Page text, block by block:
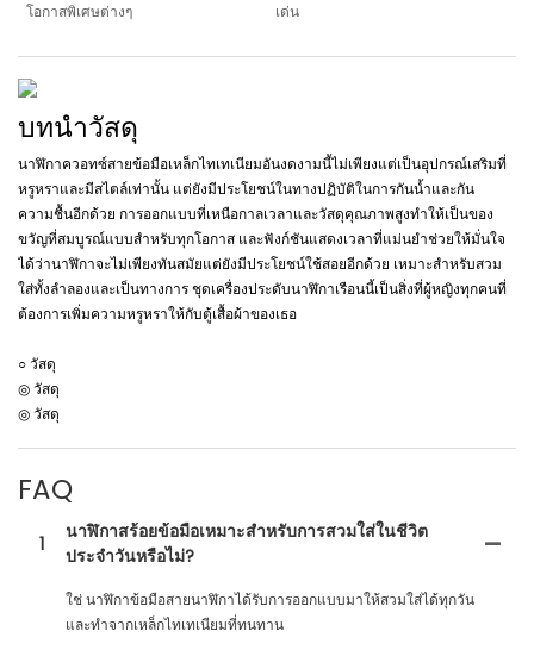
โอกาสพิเศษต่างๆ
เด่น
บทนำวัสดุ
นาฬิกาควอทซ์สายข้อมือเหล็กไทเทเนียมอันงดงามนี้ไม่เพียงแต่เป็นอุปกรณ์เสริมที่
หรูหราและมีสไตล์เท่านั้น แต่ยังมีประโยชน์ในทางปฏิบัติในการกันน้ำและกัน
ความชื้นอีกด้วย การออกแบบที่เหนือกาลเวลาและวัสดุคุณภาพสูงทำให้เป็นของ
ขวัญที่สมบูรณ์แบบสำหรับทุกโอกาส และฟังก์ชันแสดงเวลาที่แม่นยำช่วยให้มั่นใจ
ได้ว่านาฬิกาจะไม่เพียงทันสมัยแต่ยังมีประโยชน์ใช้สอยอีกด้วย เหมาะสำหรับสวม
ใส่ทั้งลำลองและเป็นทางการ ชุดเครื่องประดับนาฬิกาเรือนนี้เป็นสิ่งที่ผู้หญิงทุกคนที่
ต้องการเพิ่มความหรูหราให้กับตู้เสื้อผ้าของเธอ
○ วัสดุ
◎ วัสดุ
◎ วัสดุ
FAQ
1
นาฬิกาสร้อยข้อมือเหมาะสำหรับการสวมใส่ในชีวิต
ประจำวันหรือไม่?
ใช่ นาฬิกาข้อมือสายนาฬิกาได้รับการออกแบบมาให้สวมใส่ได้ทุกวัน
และทำจากเหล็กไทเทเนียมที่ทนทาน